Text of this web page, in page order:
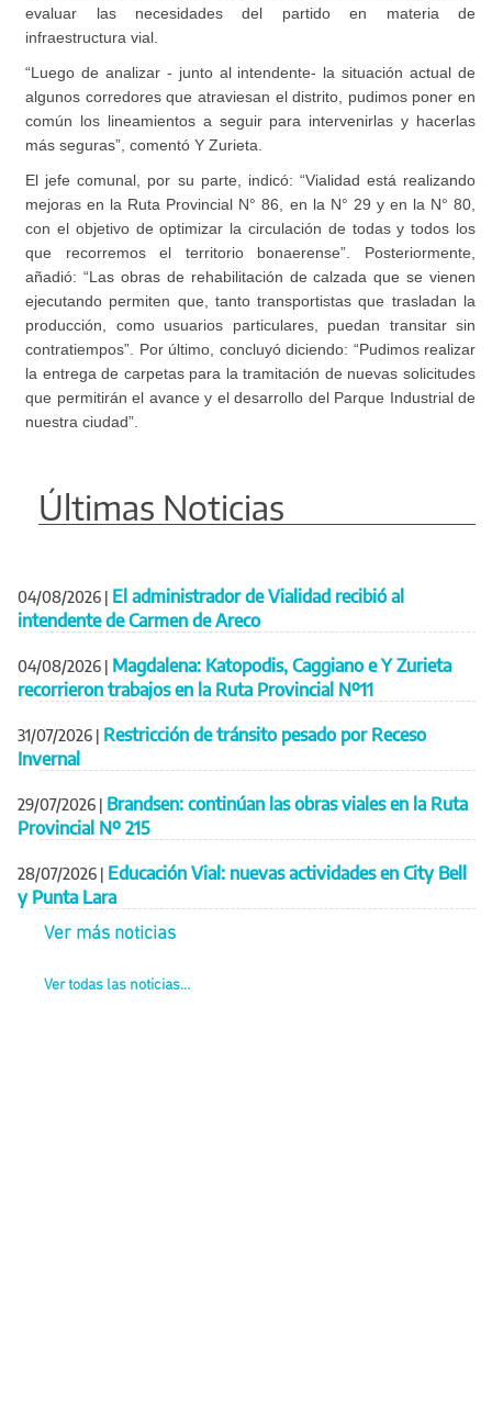
evaluar las necesidades del partido en materia de
infraestructura vial.
“Luego de analizar - junto al intendente- la situación actual de
algunos corredores que atraviesan el distrito, pudimos poner en
común los lineamientos a seguir para intervenirlas y hacerlas
más seguras”, comentó Y Zurieta.
El jefe comunal, por su parte, indicó: “Vialidad está realizando
mejoras en la Ruta Provincial N° 86, en la N° 29 y en la N° 80,
con el objetivo de optimizar la circulación de todas y todos los
que recorremos el territorio bonaerense”. Posteriormente,
añadió: “Las obras de rehabilitación de calzada que se vienen
ejecutando permiten que, tanto transportistas que trasladan la
producción, como usuarios particulares, puedan transitar sin
contratiempos”. Por último, concluyó diciendo: “Pudimos realizar
la entrega de carpetas para la tramitación de nuevas solicitudes
que permitirán el avance y el desarrollo del Parque Industrial de
nuestra ciudad”.
Últimas Noticias
04/08/2026 | El administrador de Vialidad recibió al
intendente de Carmen de Areco
04/08/2026 | Magdalena: Katopodis, Caggiano e Y Zurieta
recorrieron trabajos en la Ruta Provincial Nº11
31/07/2026 | Restricción de tránsito pesado por Receso
Invernal
29/07/2026 | Brandsen: continúan las obras viales en la Ruta
Provincial Nº 215
28/07/2026 | Educación Vial: nuevas actividades en City Bell
y Punta Lara
Ver más noticias
Ver todas las noticias...